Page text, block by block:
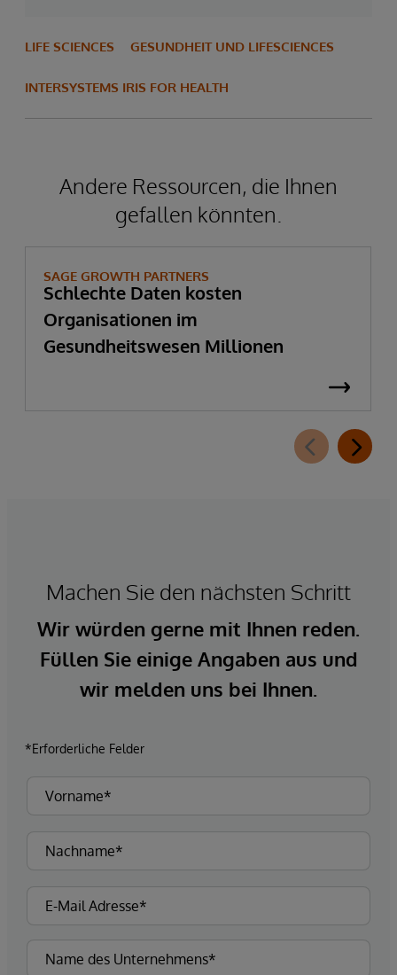
LIFE SCIENCES GESUNDHEIT UND LIFESCIENCES
INTERSYSTEMS IRIS FOR HEALTH
Andere Ressourcen, die Ihnen
gefallen könnten.
SAGE GROWTH PARTNERS
Schlechte Daten kosten
Organisationen im
Gesundheitswesen Millionen
Machen Sie den nächsten Schritt
Wir würden gerne mit Ihnen reden.
Füllen Sie einige Angaben aus und
wir melden uns bei Ihnen.
*Erforderliche Felder